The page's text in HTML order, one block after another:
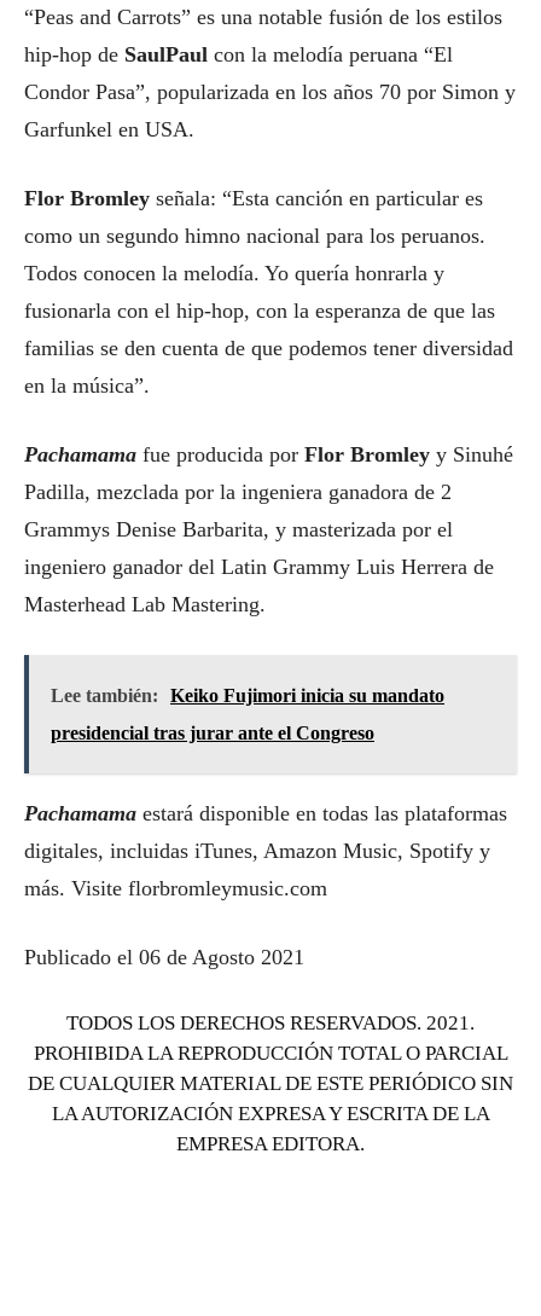
“Peas and Carrots” es una notable fusión de los estilos
hip-hop de SaulPaul con la melodía peruana “El
Condor Pasa”, popularizada en los años 70 por Simon y
Garfunkel en USA.
Flor Bromley señala: “Esta canción en particular es
como un segundo himno nacional para los peruanos.
Todos conocen la melodía. Yo quería honrarla y
fusionarla con el hip-hop, con la esperanza de que las
familias se den cuenta de que podemos tener diversidad
en la música”.
Pachamama fue producida por Flor Bromley y Sinuhé
Padilla, mezclada por la ingeniera ganadora de 2
Grammys Denise Barbarita, y masterizada por el
ingeniero ganador del Latin Grammy Luis Herrera de
Masterhead Lab Mastering.
Lee también:
Keiko Fujimori inicia su mandato
presidencial tras jurar ante el Congreso
Pachamama estará disponible en todas las plataformas
digitales, incluidas iTunes, Amazon Music, Spotify y
más. Visite florbromleymusic.com
Publicado el 06 de Agosto 2021
TODOS LOS DERECHOS RESERVADOS. 2021.
PROHIBIDA LA REPRODUCCIÓN TOTAL O PARCIAL
DE CUALQUIER MATERIAL DE ESTE PERIÓDICO SIN
LA AUTORIZACIÓN EXPRESA Y ESCRITA DE LA
EMPRESA EDITORA.